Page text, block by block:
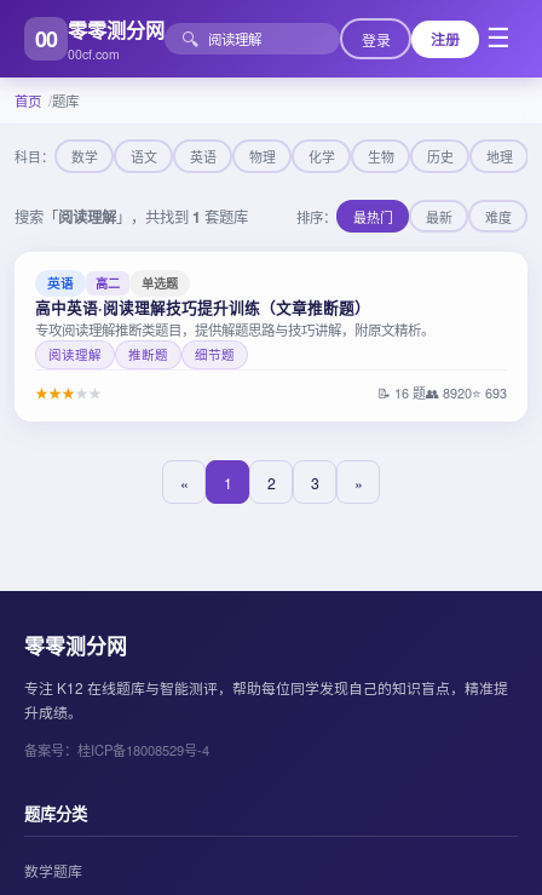
00 零零测分网
00cf.com
🔍 登录 注册 ☰
首页 题库
科目： 数学 语文 英语 物理 化学 生物 历史 地理
搜索「阅读理解」，共找到 1 套题库 排序： 最热门 最新 难度
英语 高二 单选题
高中英语·阅读理解技巧提升训练（文章推断题）
专攻阅读理解推断类题目，提供解题思路与技巧讲解，附原文精析。
阅读理解 推断题 细节题
★★★★ ★ 📝 16 题👥 8920⭐ 693
« 1 2 3 »
零零测分网
专注 K12 在线题库与智能测评，帮助每位同学发现自己的知识盲点，精准提
升成绩。
备案号：桂ICP备18008529号-4
题库分类
数学题库